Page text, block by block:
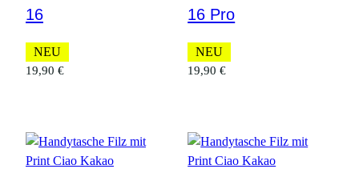
16
NEU
19,90 €
16 Pro
NEU
19,90€